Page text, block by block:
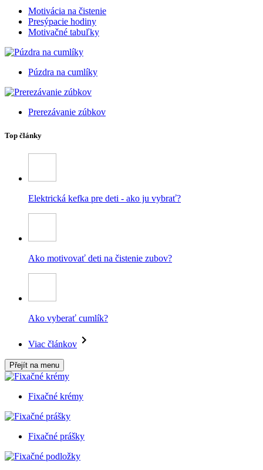
Motivácia na čistenie
Presýpacie hodiny
Motivačné tabuľky
Púzdra na cumlíky
Prerezávanie zúbkov
Top články
Elektrická kefka pre deti - ako ju vybrať?
Ako motivovať deti na čistenie zubov?
Ako vyberať cumlík?
Viac článkov
Přejít na menu
Fixačné krémy
Fixačné prášky